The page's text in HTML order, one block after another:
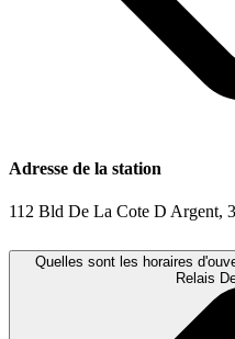
Adresse de la station
112 Bld De La Cote D Argent,
Quelles sont les horaires
Relais